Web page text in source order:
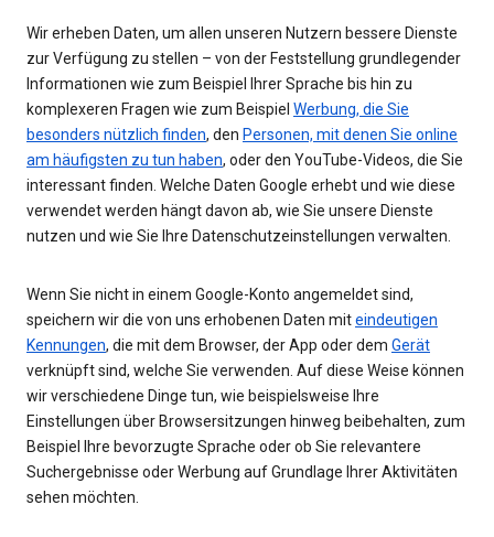
Wir erheben Daten, um allen unseren Nutzern bessere Dienste
zur Verfügung zu stellen – von der Feststellung grundlegender
Informationen wie zum Beispiel Ihrer Sprache bis hin zu
komplexeren Fragen wie zum Beispiel Werbung, die Sie
besonders nützlich finden, den Personen, mit denen Sie online
am häufigsten zu tun haben, oder den YouTube-Videos, die Sie
interessant finden. Welche Daten Google erhebt und wie diese
verwendet werden hängt davon ab, wie Sie unsere Dienste
nutzen und wie Sie Ihre Datenschutzeinstellungen verwalten.
Wenn Sie nicht in einem Google-Konto angemeldet sind,
speichern wir die von uns erhobenen Daten miteindeutigen
Kennungen, die mit dem Browser, der App oder dem Gerät
verknüpft sind, welche Sie verwenden. Auf diese Weise können
wir verschiedene Dinge tun, wie beispielsweise Ihre
Einstellungen über Browsersitzungen hinweg beibehalten, zum
Beispiel Ihre bevorzugte Sprache oder ob Sie relevantere
Suchergebnisse oder Werbung auf Grundlage Ihrer Aktivitäten
sehen möchten.